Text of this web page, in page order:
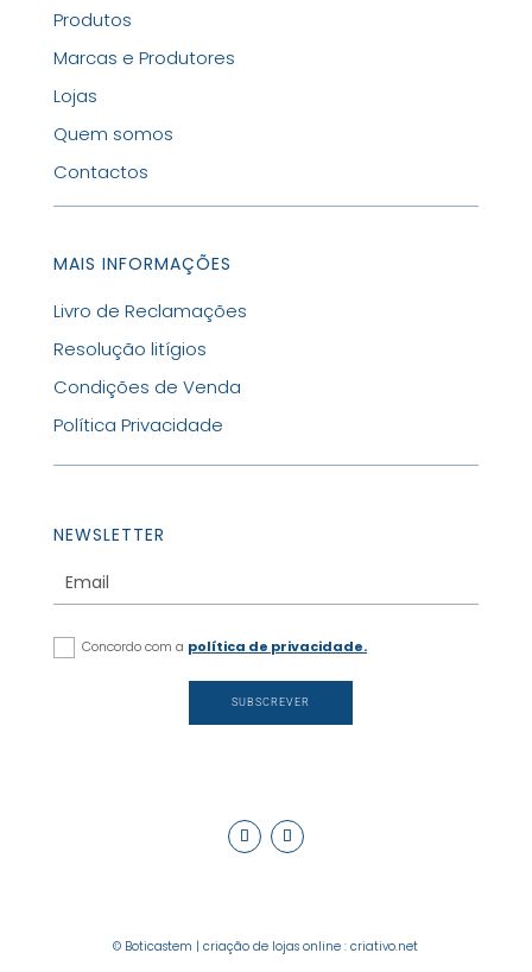
Produtos
Marcas e Produtores
Lojas
Quem somos
Contactos
MAIS INFORMAÇÕES
Livro de Reclamações
Resolução litígios
Condições de Venda
Política Privacidade
NEWSLETTER
Concordo com a política de privacidade.
SUBSCREVER
© Boticastem |criação de lojas online :criativo.net